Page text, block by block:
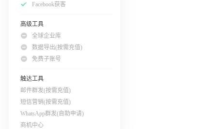
Facebook获客
高级工具
全球企业库
数据导出(按需充值)
免费子账号
触达工具
邮件群发(按需充值)
短信营销(按需充值)
WhatsApp群发(自助申请)
商机中心